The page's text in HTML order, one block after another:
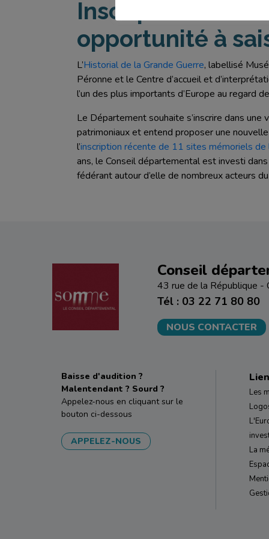
Inscription au
opportunité à
L’Historial de la Grande Guerre, labellisé
Péronne et le Centre d’accueil et
l’un des plus importants d’Europe au regard
Le Département souhaite s’inscrire dans
patrimoniaux et entend proposer une
l’inscription récente de 11 sites mémoriels de
ans, le Conseil départemental est investi
fédérant autour d’elle de nombreux acteurs
Conseil
43 rue de la République
Tél : 03 22 71 80 80
NOUS CONTACTER
Baisse d'audition ?
Malentendant ? Sourd ?
Appelez-nous en cliquant sur le
bouton ci-dessous
APPELEZ-NOUS
Les
La